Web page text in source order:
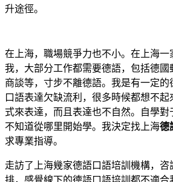
升途徑。
在上海，職場競爭力也不小。在上海一
我，大部分工作都需要德語，包括德國
商談等，寸步不離德語。我是有一定
口語表達欠缺流利，很多時候都想不
式來表達，而且表達也不自然。自學
不知道從哪里開始學。我決定找上海德
求專業指導。
走訪了上海幾家德語口語培訓機構，
排，感覺線下的德語口語培訓都不適合